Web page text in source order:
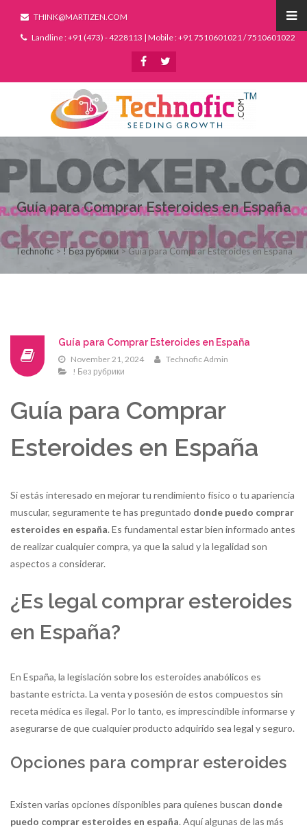
THINK@MARTIZEN.COM
Landline : +91 (473) - 4228113 | Mobile : +91 7510601021 / 7510601022
Guía para Comprar Esteroides en España
Technofic>! Без рубрики>Guía para Comprar Esteroides en España
Guía para Comprar Esteroides en España
November 21, 2024
Technofic Admin
! Без рубрики
Guía para Comprar
Esteroides en España
Si estás interesado en mejorar tu rendimiento físico o tu apariencia
muscular, seguramente te has preguntado donde puedo comprar
esteroides en españa. Es fundamental estar bien informado antes
de realizar cualquier compra, ya que la salud y la legalidad son
aspectos a considerar.
¿Es legal comprar esteroides
en España?
En España, la legislación sobre los esteroides anabólicos es
bastante estricta. La venta y posesión de estos compuestos sin
receta médica es ilegal. Por lo tanto, es imprescindible informarse y
asegurarse de que cualquier producto adquirido sea legal y seguro.
Opciones para comprar esteroides
Existen varias opciones disponibles para quienes buscan donde
puedo comprar esteroides en españa. Aquí algunas de las más